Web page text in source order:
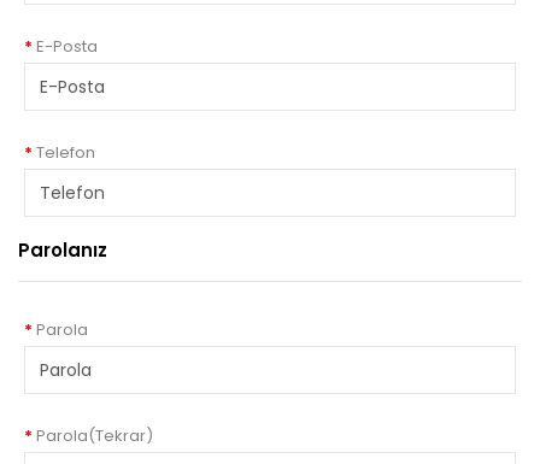
E-Posta
Telefon
Parolanız
Parola
Parola(Tekrar)